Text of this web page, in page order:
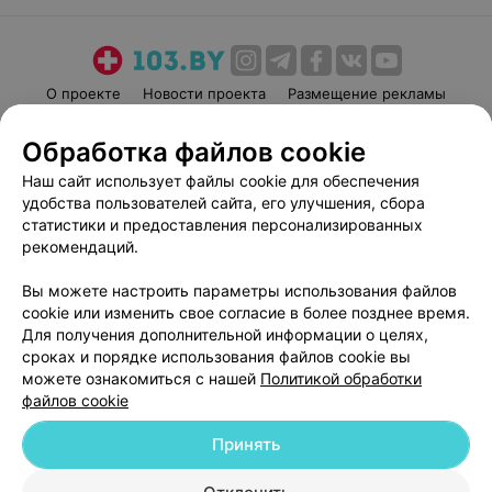
О проекте Новости проекта
Размещение рекламы
Пользовательское соглашение
Способы оплаты
Вакансии
Партнеры
Написать руководителю 103.by
Обработка персональных данных
© 2026 ООО «Артокс Лаб», УНП 191700409
| 220012, Республика Беларусь,
г. Минск, улица Толбухина, 2, пом. 16 | help@103.by
Обработка файлов cookie
Наш сайт использует файлы cookie для обеспечения
удобства пользователей сайта, его улучшения, сбора
статистики и предоставления персонализированных
рекомендаций.
Вы можете настроить параметры использования файлов
cookie или изменить свое согласие в более позднее время.
Для получения дополнительной информации о целях,
сроках и порядке использования файлов cookie вы
можете ознакомиться с нашей Политикой обработки
файлов cookie
Принять